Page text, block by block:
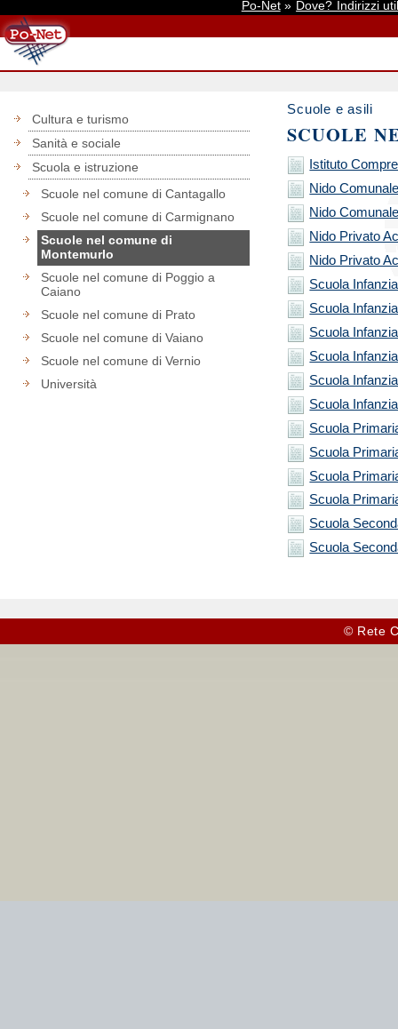
Po-Net» Dove? Indirizzi
Cultura e turismo
Sanità e sociale
Scuola e istruzione
Scuole nel comune di Cantagallo
Scuole nel comune di Carmignano
Scuole nel comune di
Montemurlo
Scuole nel comune di Poggio a
Caiano
Scuole nel comune di Prato
Scuole nel comune di Vaiano
Scuole nel comune di Vernio
Università
Scuole e asili
SCUOLE
Istituto
Nido
Nido
Nido Privato
Nido Privato
Scuola
Scuola
Scuola
Scuola
Scuola
Scuola
Scuola
Scuola
Scuola
Scuola
Scuola
Scuola
© Rete